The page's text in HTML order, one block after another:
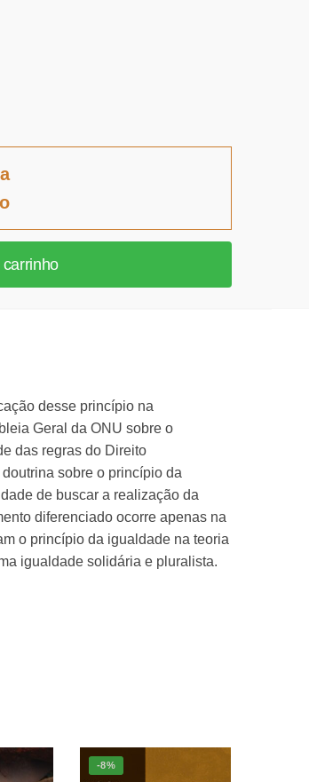
desse princípio na
Geral da ONU sobre o
das regras do Direito
sobre o princípio da
de buscar a realização da
diferenciado ocorre apenas na
o princípio da igualdade na teoria
igualdade solidária e pluralista.
-8%